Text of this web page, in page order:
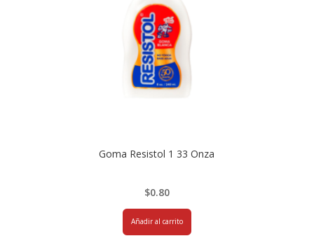
Goma Resistol 1 33 Onza
$0.80
Añadir al carrito